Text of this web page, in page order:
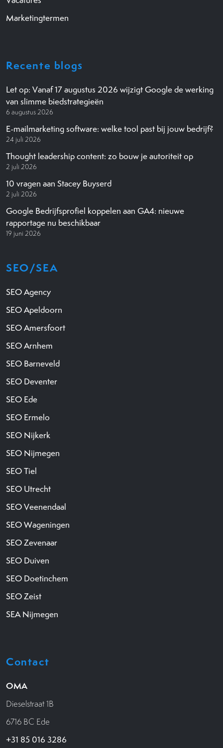
Marketingtermen
Recente blogs
Let op: Vanaf 17 augustus 2026 wijzigt Google de werking
van slimme biedstrategieën
6 augustus 2026
E-mailmarketing software: welke tool past bij jouw bedrijf?
24 juli 2026
Thought leadership content: zo bouw je autoriteit op
2 juli 2026
10 vragen aan Stacey Buyserd
2 juli 2026
Google Bedrijfsprofiel koppelen aan GA4: nieuwe
rapportage nu beschikbaar
19 juni 2026
SEO/SEA
SEO Agency
SEO Apeldoorn
SEO Amersfoort
SEO Arnhem
SEO Barneveld
SEO Deventer
SEO Ede
SEO Ermelo
SEO Nijkerk
SEO Nijmegen
SEO Tiel
SEO Utrecht
SEO Veenendaal
SEO Wageningen
SEO Zevenaar
SEO Duiven
SEO Doetinchem
SEO Zeist
SEA Nijmegen
Contact
OMA
Dieselstraat 1B
6716 BC Ede
+31 85 016 3286